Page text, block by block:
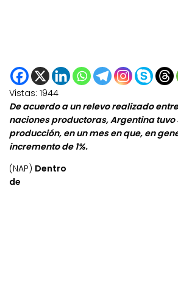
Vistas: 1944
De acuerdo a un relevo realizado
naciones productoras, Argentina tuvo
producción, en un mes en que, en
incremento de 1%.
(NAP) Dentro
de